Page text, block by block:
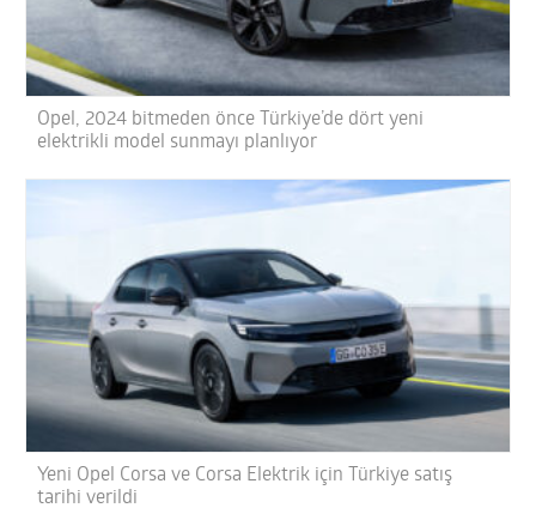
Opel, 2024 bitmeden önce Türkiye’de dört yeni
elektrikli model sunmayı planlıyor
Yeni Opel Corsa ve Corsa Elektrik için Türkiye satış
tarihi verildi